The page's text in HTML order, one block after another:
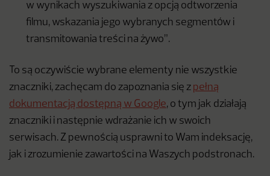
w wynikach wyszukiwania z opcją odtworzenia
filmu, wskazania jego wybranych segmentów i
transmitowania treści na żywo”.
To są oczywiście wybrane elementy nie wszystkie
znaczniki, zachęcam do zapoznania się z pełną
dokumentacją dostępną w Google, o tym jak działają
znaczniki i następnie wdrażanie ich w swoich
serwisach. Z pewnością usprawni to Wam indeksację,
jak i zrozumienie zawartości na Waszych podstronach.